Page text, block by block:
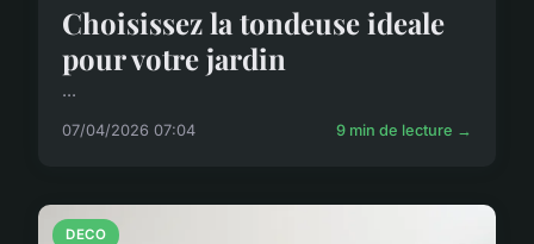
Choisissez la tondeuse ideale
pour votre jardin
...
07/04/2026 07:04 9 min de lecture →
DECO